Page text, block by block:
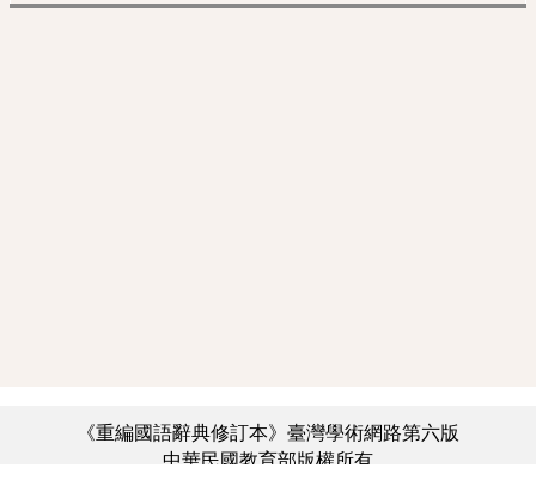
《重編國語辭典修訂本》臺灣學術網路第六版
中華民國教育部版權所有